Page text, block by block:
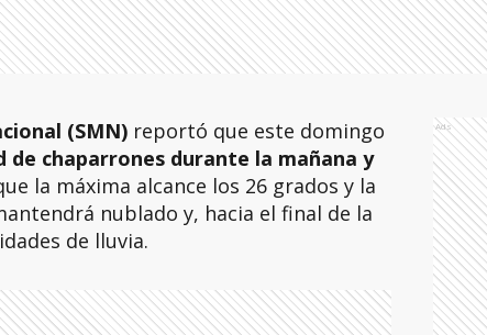
(SMN)reportó que este domingo
de chaparrones durante la mañana y
la máxima alcance los 26 grados y la
nublado y, hacia el final de la
de lluvia.
Ads